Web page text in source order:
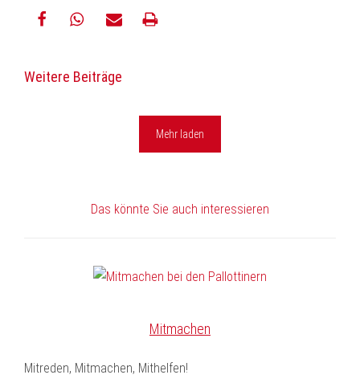
Mail
Weitere Beiträge
Mehr laden
Das könnte Sie auch interessieren
Mitmachen
Mitreden, Mitmachen, Mithelfen!